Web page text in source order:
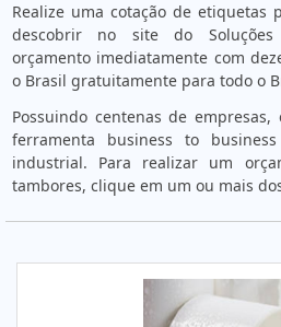
Realize uma cotação de etiquetas
descobrir no site do
orçamento imediatamente com
o Brasil gratuitamente para todo o
Possuindo centenas de
ferramenta business to
industrial. Para realizar um
tambores, clique em um ou mais